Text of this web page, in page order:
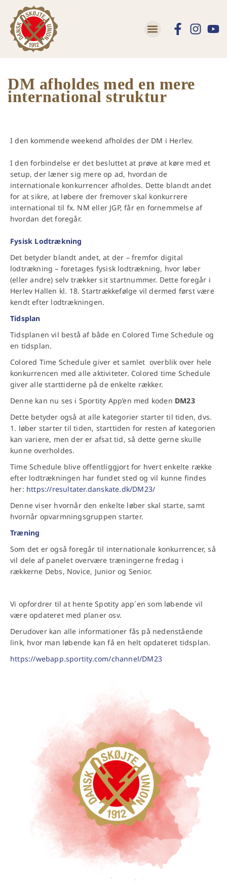
DM afholdes med en mere
international struktur
I den kommende weekend afholdes der DM i Herlev.
I den forbindelse er det besluttet at prøve at køre med et
setup, der læner sig mere op ad, hvordan de
internationale konkurrencer afholdes. Dette blandt andet
for at sikre, at løbere der fremover skal konkurrere
international til fx. NM eller JGP, får en fornemmelse af
hvordan det foregår.
Fysisk Lodtrækning
Det betyder blandt andet, at der – fremfor digital
lodtrækning – foretages fysisk lodtrækning, hvor løber
(eller andre) selv trækker sit startnummer. Dette foregår i
Herlev Hallen kl. 18. Startrækkefølge vil dermed først være
kendt efter lodtrækningen.
Tidsplan
Tidsplanen vil bestå af både en Colored Time Schedule og
en tidsplan.
Colored Time Schedule giver et samlet overblik over hele
konkurrencen med alle aktiviteter. Colored time Schedule
giver alle starttiderne på de enkelte rækker.
Denne kan nu ses i Sportity App’en med koden DM23
Dette betyder også at alle kategorier starter til tiden, dvs.
1. løber starter til tiden, starttiden for resten af kategorien
kan variere, men der er afsat tid, så dette gerne skulle
kunne overholdes.
Time Schedule blive offentliggjort for hvert enkelte række
efter lodtrækningen har fundet sted og vil kunne findes
her: https://resultater.danskate.dk/DM23/
Denne viser hvornår den enkelte løber skal starte, samt
hvornår opvarmningsgruppen starter.
Træning
Som det er også foregår til internationale konkurrencer, så
vil dele af panelet overvære træningerne fredag i
rækkerne Debs, Novice, Junior og Senior.
Vi opfordrer til at hente Spotity app´en som løbende vil
være opdateret med planer osv.
Derudover kan alle informationer fås på nedenstående
link, hvor man løbende kan få en helt opdateret tidsplan.
https://webapp.sportity.com/channel/DM23